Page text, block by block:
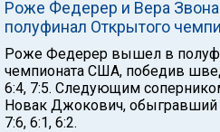
Роже Федерер и Вера
полуфинал Открытого
Роже Федерер вышел в
чемпионата США, победив
6:4, 7:5. Следующим
Новак Джокович, обыгравший
7:6, 6:1, 6:2.